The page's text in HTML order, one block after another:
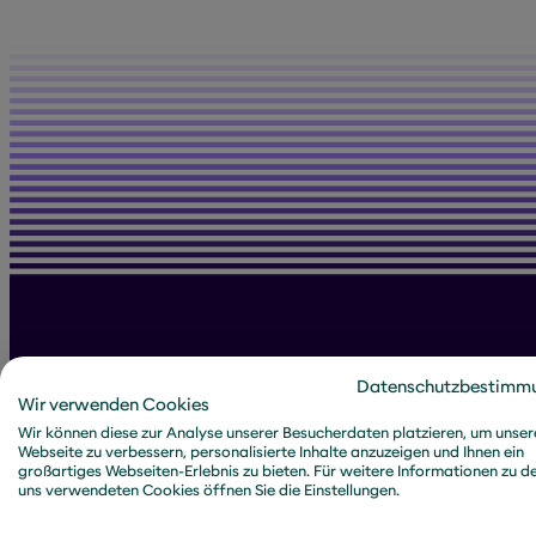
All posts by
Wir verwenden Cookies
Wir können diese zur Analyse unserer Besucherdaten platzieren, um
Webseite zu verbessern, personalisierte Inhalte anzuzeigen und Ihnen ein
großartiges Webseiten-Erlebnis zu bieten. Für weitere Informationen zu
uns verwendeten Cookies öffnen Sie die Einstellungen.